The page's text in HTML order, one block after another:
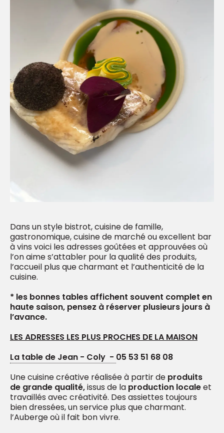
Dans un style bistrot, cuisine de famille,
gastronomique, cuisine de marché ou excellent bar
à vins voici les adresses goûtées et approuvées où
l’on aime s’attabler pour la qualité des produits,
l’accueil plus que charmant et l’authenticité de la
cuisine.
* les bonnes tables affichent souvent complet en
haute saison, pensez à réserver plusieurs jours à
l’avance.
LES ADRESSES LES PLUS PROCHES DE LA MAISON
La table de Jean - Coly - 05 53 51 68 08
Une cuisine créative réalisée à partir de produits
de grande qualité,issus de la production localeet
travaillés avec créativité. Des assiettes toujours
bien dressées, un service plus que charmant.
l’Auberge où il fait bon vivre.